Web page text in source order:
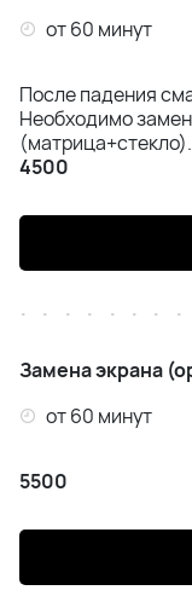
Ремонт Honor
Ремонт
Realme C20/
Realme 7 Pro
от 60 минут
После падения
Необходимо
(матрица+стекло).
4500
Замена экрана
от 60 минут
5500